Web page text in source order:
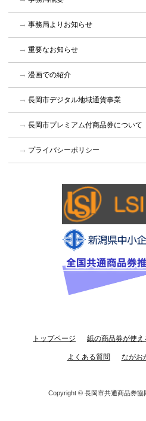
事務局よりお知らせ
重要なお知らせ
漫画での紹介
長岡市デジタル地域通貨事業
長岡市プレミアム付商品券について
プライバシーポリシー
トップページ 紙の商品券が使え
よくある質問 ながお
Copyright © 長岡市共通商品券協